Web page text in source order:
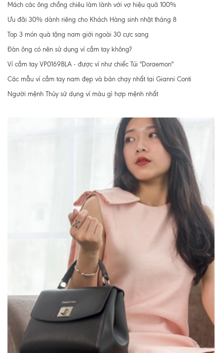
Mách các ông chồng chiêu làm lành với vợ hiệu quả 100%
Ưu đãi 30% dành riêng cho Khách Hàng sinh nhật tháng 8
Top 3 món quà tặng nam giới ngoài 30 cực sang
Đàn ông có nên sử dụng ví cầm tay không?
Ví cầm tay VP0169BLA - được ví như chiếc Túi "Doraemon"
Các mẫu ví cầm tay nam đẹp và bán chạy nhất tại Gianni Conti
Người mệnh Thủy sử dụng ví màu gì hợp mệnh nhất